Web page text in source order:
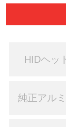
HIDヘッ
純正アル